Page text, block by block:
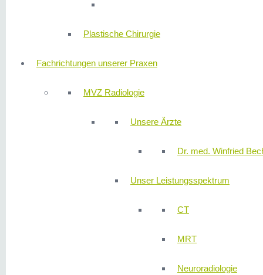
Plastische Chirurgie
Fachrichtungen unserer Praxen
MVZ Radiologie
Unsere Ärzte
Dr. med. Winfried
Unser Leistungsspektrum
CT
MRT
Neuroradiologie